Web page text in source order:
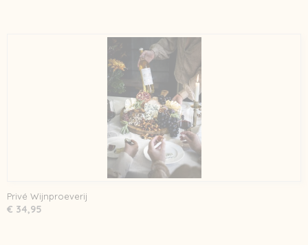
Privé Wijnproeverij
€ 34,95